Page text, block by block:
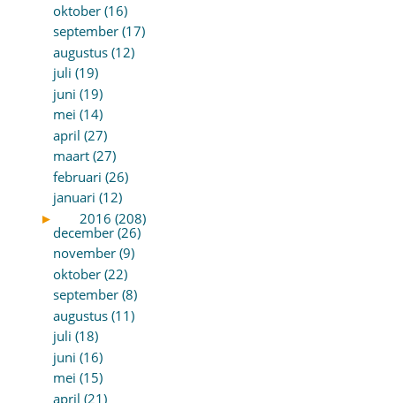
oktober (16)
september (17)
augustus (12)
juli (19)
juni (19)
mei (14)
april (27)
maart (27)
februari (26)
januari (12)
►
2016 (208)
december (26)
november (9)
oktober (22)
september (8)
augustus (11)
juli (18)
juni (16)
mei (15)
april (21)